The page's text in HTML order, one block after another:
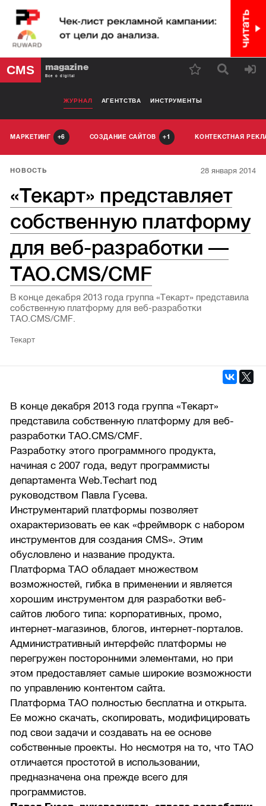
CMS magazine
Все о digital
ЖУРНАЛ АГЕНТСТВА ИНСТРУМЕНТЫ
МАРКЕТИНГ 6 СОЗДАНИЕ САЙТОВ 1 КОНТЕКСТНАЯ
НОВОСТЬ 28 января 2014
«Текарт» представляет
собственную платформу
для веб-разработки —
TAO.CMS/CMF
В конце декабря 2013 года группа «Текарт» представила
собственную платформу для веб-разработки
TAO.CMS/CMF.
Текарт
В конце декабря 2013 года группа «Текарт»
представила собственную платформу для веб-
разработки TAO.CMS/CMF.
Разработку этого программного продукта,
начиная с 2007 года, ведут программисты
департамента Web.Techart под
руководством Павла Гусева.
Инструментарий платформы позволяет
охарактеризовать ее как «фреймворк с набором
инструментов для создания CMS». Этим
обусловлено и название продукта.
Платформа TAO обладает множеством
возможностей, гибка в применении и является
хорошим инструментом для разработки веб-
сайтов любого типа: корпоративных, промо,
интернет-магазинов, блогов, интернет-порталов.
Административный интерфейс платформы не
перегружен посторонними элементами, но при
этом предоставляет самые широкие возможности
по управлению контентом сайта.
Платформа ТАО полностью бесплатна и открыта.
Ее можно скачать, скопировать, модифицировать
под свои задачи и создавать на ее основе
собственные проекты. Но несмотря на то, что ТАО
отличается простотой в использовании,
предназначена она прежде всего для
программистов.